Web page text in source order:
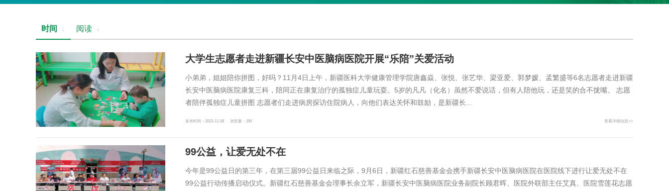
时间 ↓ 阅读 ↓
大学生志愿者走进新疆长安中医脑病医院开展“乐陪”关爱活动
小弟弟，姐姐陪你拼图，好吗？11月4日上午，新疆医科大学健康管理学院唐鑫焱、张悦、张艺华、梁亚爱、郭梦媛、孟繁盛等6名志愿者走进新疆
长安中医脑病医院康复三科，陪同正在康复治疗的孤独症儿童玩耍。5岁的凡凡（化名）虽然不爱说话，但有人陪他玩，还是笑的合不拢嘴。 志愿
者陪伴孤独症儿童拼图 志愿者们走进病房探访住院病人，向他们表达关怀和鼓励，是新疆长...
发布时间：2023-11-08 浏览量：190 查看详细信息>>
99公益，让爱无处不在
今年是99公益日的第三年，在第三届99公益日来临之际，9月6日，新疆红石慈善基金会携手新疆长安中医脑病医院在医院线下进行让爱无处不在
99公益行动传播启动仪式。新疆红石慈善基金会理事长余立军，新疆长安中医脑病医院业务副院长顾君晖、医院外联部主任艾真、医院雪莲花志愿